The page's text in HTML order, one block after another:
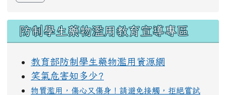
防制學生藥物濫用教育宣導專區
教育部防制學生藥物濫用資源網
笑氣危害知多少?
物質濫用，傷心又傷身！請避免接觸，拒絕嘗試